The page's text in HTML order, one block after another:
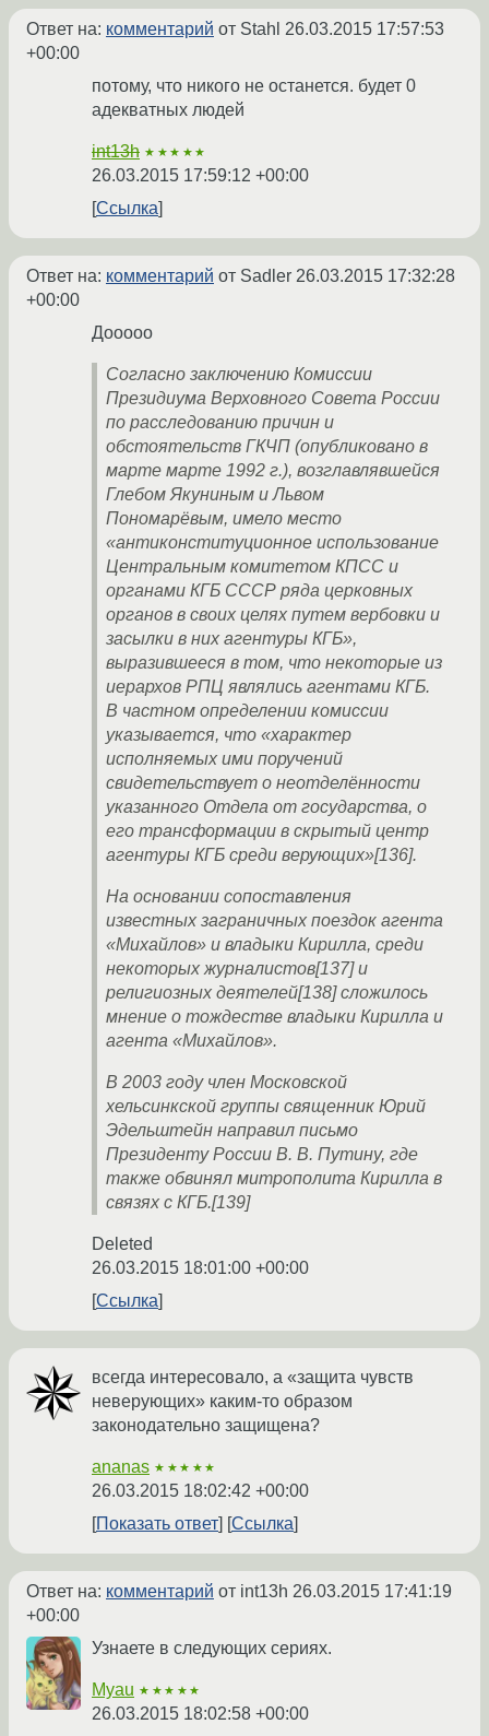
Ответ на: комментарий от Stahl 26.03.2015 17:57:53
+00:00
потому, что никого не останется. будет 0
адекватных людей
int13h ★★★★★
26.03.2015 17:59:12 +00:00
Ссылка
Ответ на: комментарий от Sadler 26.03.2015 17:32:28
+00:00
Дооооо
Согласно заключению Комиссии
Президиума Верховного Совета России
по расследованию причин и
обстоятельств ГКЧП (опубликовано в
марте марте 1992 г.), возглавлявшейся
Глебом Якуниным и Львом
Пономарёвым, имело место
«антиконституционное использование
Центральным комитетом КПСС и
органами КГБ СССР ряда церковных
органов в своих целях путем вербовки и
засылки в них агентуры КГБ»,
выразившееся в том, что некоторые из
иерархов РПЦ являлись агентами КГБ.
В частном определении комиссии
указывается, что «характер
исполняемых ими поручений
свидетельствует о неотделённости
указанного Отдела от государства, о
его трансформации в скрытый центр
агентуры КГБ среди верующих»[136].
На основании сопоставления
известных заграничных поездок агента
«Михайлов» и владыки Кирилла, среди
некоторых журналистов[137] и
религиозных деятелей[138] сложилось
мнение о тождестве владыки Кирилла и
агента «Михайлов».
В 2003 году член Московской
хельсинкской группы священник Юрий
Эдельштейн направил письмо
Президенту России В. В. Путину, где
также обвинял митрополита Кирилла в
связях с КГБ.[139]
Deleted
26.03.2015 18:01:00 +00:00
Ссылка
всегда интересовало, а «защита чувств
неверующих» каким-то образом
законодательно защищена?
ananas ★★★★★
26.03.2015 18:02:42 +00:00
Показать ответ
Ссылка
Ответ на: комментарий от int13h 26.03.2015 17:41:19
+00:00
Узнаете в следующих сериях.
Myau ★★★★★
26.03.2015 18:02:58 +00:00